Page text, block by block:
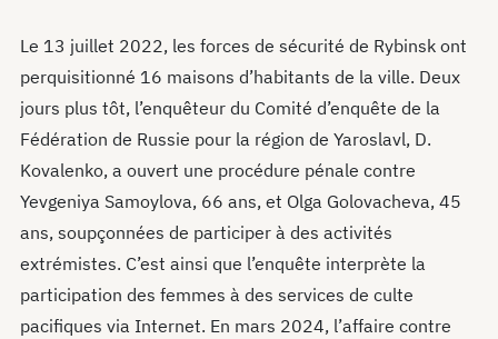
Le 13 juillet 2022, les forces de sécurité de Rybinsk ont
perquisitionné 16 maisons d’habitants de la ville. Deux
jours plus tôt, l’enquêteur du Comité d’enquête de la
Fédération de Russie pour la région de Yaroslavl, D.
Kovalenko, a ouvert une procédure pénale contre
Yevgeniya Samoylova, 66 ans, et Olga Golovacheva, 45
ans, soupçonnées de participer à des activités
extrémistes. C’est ainsi que l’enquête interprète la
participation des femmes à des services de culte
pacifiques via Internet. En mars 2024, l’affaire contre